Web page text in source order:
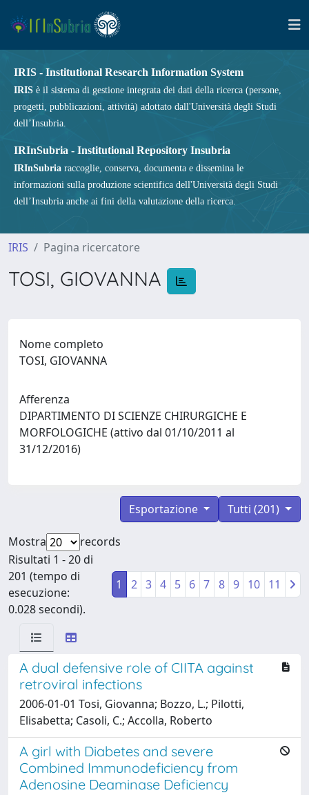
IRIS - Institutional Research Information System
IRIS è il sistema di gestione integrata dei dati della ricerca (persone,
progetti, pubblicazioni, attività) adottato dall'Università degli Studi
dell’Insubria.
IRInSubria - Institutional Repository Insubria
IRInSubria raccoglie, conserva, documenta e dissemina le
informazioni sulla produzione scientifica dell'Università degli Studi
dell’Insubria anche ai fini della valutazione della ricerca.
IRIS Pagina ricercatore
TOSI, GIOVANNA
Nome completo
TOSI, GIOVANNA
Afferenza
DIPARTIMENTO DI SCIENZE CHIRURGICHE E
MORFOLOGICHE (attivo dal 01/10/2011 al
31/12/2016)
Tutti (201)
Esportazione
Mostra
records
Risultati 1 - 20 di
201 (tempo di
esecuzione:
0.028 secondi).
1 2 3 4 5 6 7 8 9 10 11
A dual defensive role of CIITA against
retroviral infections
2006-01-01 Tosi, Giovanna; Bozzo, L.; Pilotti,
Elisabetta; Casoli, C.; Accolla, Roberto
A girl with Diabetes and severe
Combined Immunodeficiency from
Adenosine Deaminase Deficiency